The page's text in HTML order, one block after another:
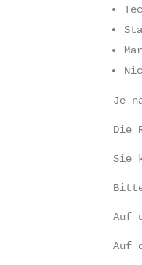
Je
Die
Sie
Auf
Auf